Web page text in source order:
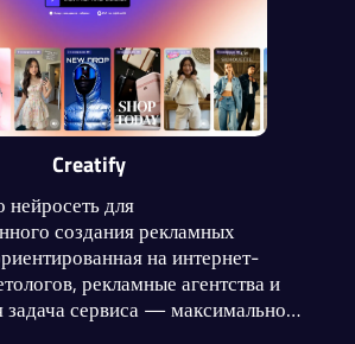
Creatify
для
создания рекламных
на интернет-
рекламные агентства и
задача сервиса — максимально